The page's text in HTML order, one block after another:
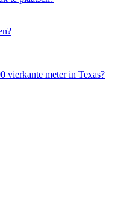
vierkante meter in Texas?